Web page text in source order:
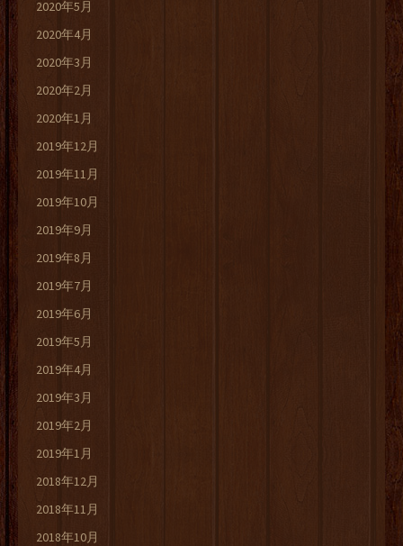
2020年5月
2020年4月
2020年3月
2020年2月
2020年1月
2019年12月
2019年11月
2019年10月
2019年9月
2019年8月
2019年7月
2019年6月
2019年5月
2019年4月
2019年3月
2019年2月
2019年1月
2018年12月
2018年11月
2018年10月